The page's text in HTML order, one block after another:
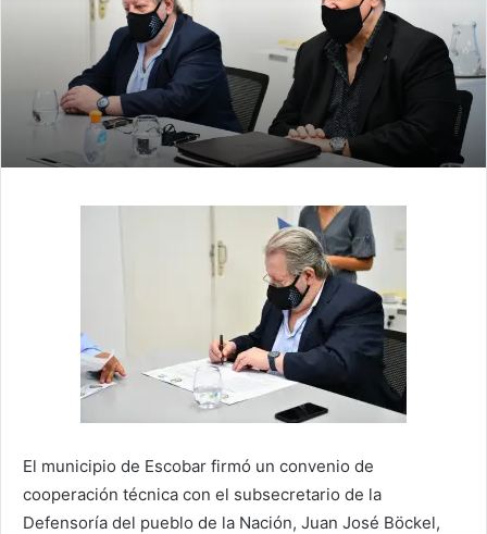
El municipio de Escobar firmó un convenio de
cooperación técnica con el subsecretario de la
Defensoría del pueblo de la Nación, Juan José Böckel,